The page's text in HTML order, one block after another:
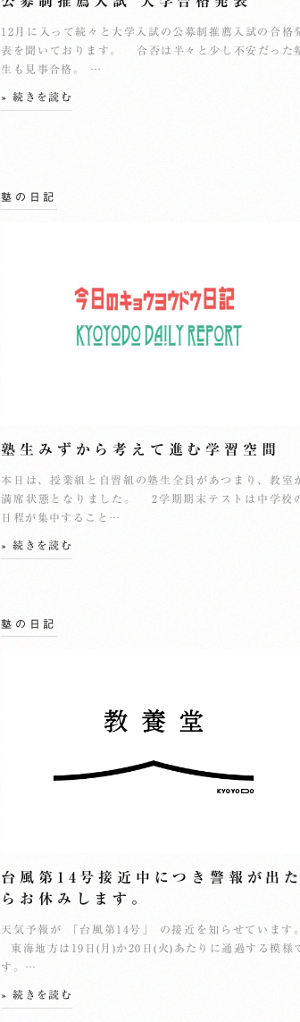
12月に入って続々と大学入試の公募制推薦入試の合格
表を聞いております。 合否は半々と少し不安だった
生も見事合格。 …
» 続きを読む
塾の日記
塾生みずから考えて進む学習空間
本日は、授業組と自習組の塾生全員があつまり、教室
満席状態となりました。 2学期期末テストは中学校
日程が集中すること…
» 続きを読む
塾の日記
台風第14号接近中につき警報が出た
らお休みします。
天気予報が 「台風第14号」 の接近を知らせています。
東海地方は19日(月)か20日(火)あたりに通過する模様
す。…
» 続きを読む